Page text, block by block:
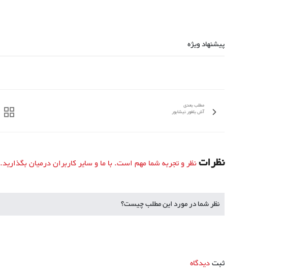
پیشنهاد ویژه
مطلب بعدی
آش بلغور نیشابور
نظراتنظر و تجربه شما مهم است. با ما و سایر کاربران درمیان بگذارید.
نظر شما در مورد این مطلب چیست؟
ثبتدیدگاه